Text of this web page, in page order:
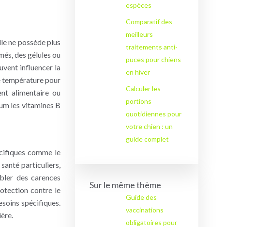
ne possède plus
des gélules ou
influencer la
température pour
alimentaire ou
les vitamines B
comme le
particuliers,
des carences
contre le
spécifiques.
espèces
Comparatif des
meilleurs
traitements anti-
puces pour chiens
en hiver
Calculer les
portions
quotidiennes pour
votre chien : un
guide complet
Sur le même thème
Guide des
vaccinations
obligatoires pour